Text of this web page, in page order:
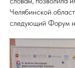
Челябинской
следующий Форум